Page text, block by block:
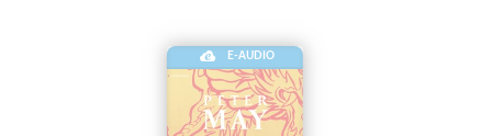
E-AUDIO